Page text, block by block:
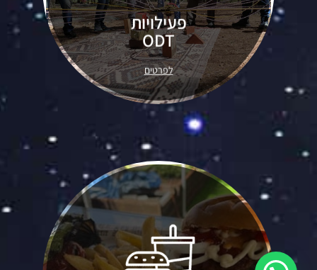
פעילויות
ODT
לפרטים
מקצועיים לשיפור יכולות, פיתוח
מיומנויות וגיבוש המשתתפים.
בהתאמה אישית לצרכים ולמטרות
שלכם.